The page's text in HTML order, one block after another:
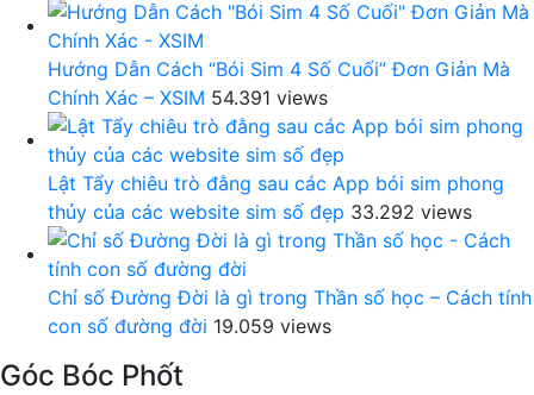
Hướng Dẫn Cách “Bói Sim 4 Số Cuối” Đơn Giản Mà
Chính Xác – XSIM 54.391 views
Lật Tẩy chiêu trò đằng sau các App bói sim phong
thủy của các website sim số đẹp 33.292 views
Chỉ số Đường Đời là gì trong Thần số học – Cách tính
con số đường đời 19.059 views
Góc Bóc Phốt